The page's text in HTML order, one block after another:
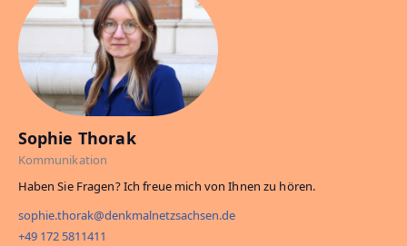
Sophie Thorak
Kommunikation
Haben Sie Fragen? Ich freue mich von Ihnen zu hören.
sophie.thorak@denkmalnetzsachsen.de
+49 172 5811411